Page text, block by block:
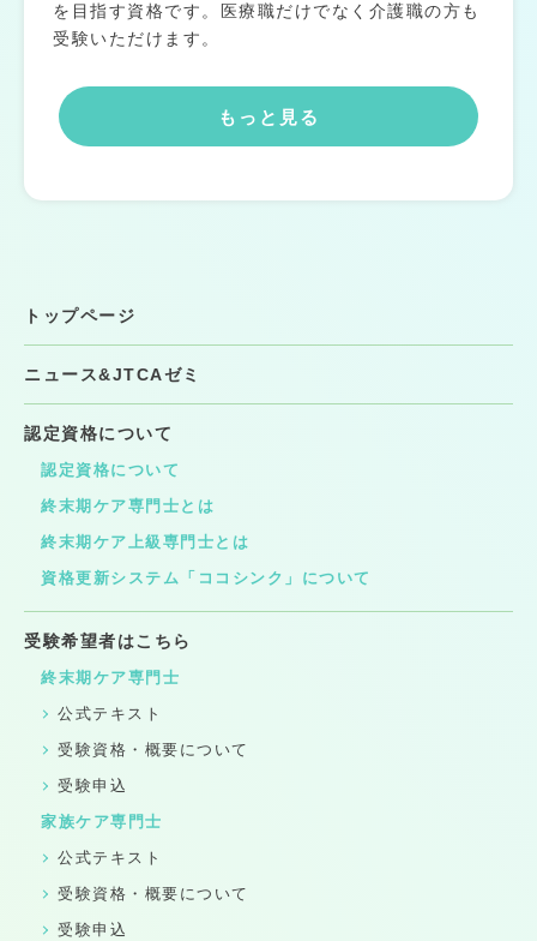
を目指す資格です。医療職だけでなく介護職の方も
受験いただけます。
もっと見る
トップページ
ニュース&JTCAゼミ
認定資格について
認定資格について
終末期ケア専門士とは
終末期ケア上級専門士とは
資格更新システム「ココシンク」について
受験希望者はこちら
終末期ケア専門士
公式テキスト
受験資格・概要について
受験申込
家族ケア専門士
公式テキスト
受験資格・概要について
受験申込